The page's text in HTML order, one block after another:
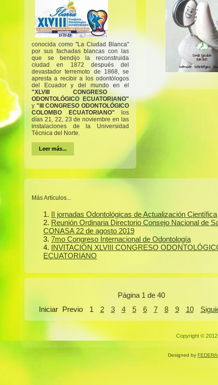
conocida como "La Ciudad Blanca"
por sus fachadas blancas con las
que se bendijo la reconstruida
ciudad en 1872 después del
devastador terremoto de 1868, se
apresta a recibir a los odontólogos
del Ecuador y del mundo en el
"XLVIII CONGRESO
ODONTOLÓGICO ECUATORIANO"
y "III CONGRESO ODONTOLÓGICO
COLOMBO ECUATORIANO" los
días 21, 22, 23 de noviembre en las
instalaciones de la Universidad
Técnica del Norte.
Leer más...
Más Artículos...
II jornadas Odontológicas de Actualización Científica
Reunión Ordinaria Directorio Consejo Nacional de
CONASA 22 de agosto 2019
7mo Congreso Internacional de Odontología
INVITACIÓN XLVIII CONGRESO
ECUATORIANO
Página 1 de 40
Iniciar
Previo 1 2 3 4 5 6 7 8 9 10
Copyright ©
Designed by